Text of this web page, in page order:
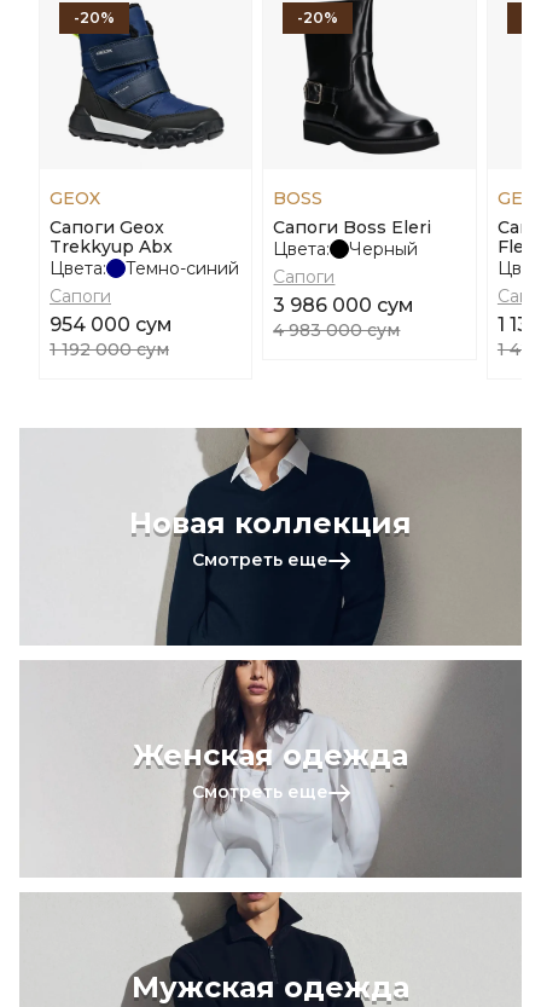
-20%
GEOX
Сапоги Geox
Trekkyup Abx
Цвета:
Темно-синий
Сапоги
954 000 сум
1 192 000 сум
-20%
BOSS
Сапоги Boss Eleri
Цвета:
Черный
Сапоги
3 986 000 сум
4 983 000 сум 1
1
Новая коллекция
Смотреть еще
Женская одежда
Смотреть еще
Мужская одежда